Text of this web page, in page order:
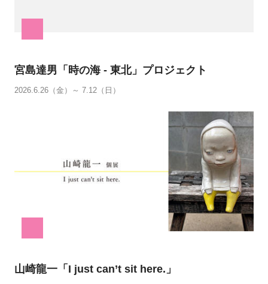
宮島達男「時の海 - 東北」プロジェクト
2026.6.26（金）～ 7.12（日）
山崎龍一「I just can’t sit here.」